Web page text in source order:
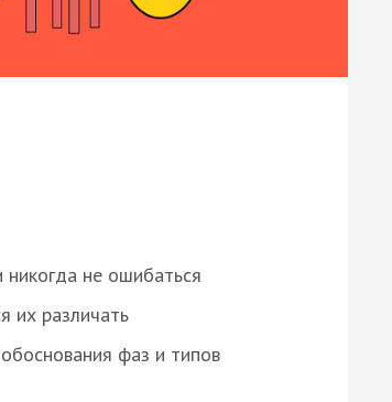
не ошибаться
их различать
фаз и типов